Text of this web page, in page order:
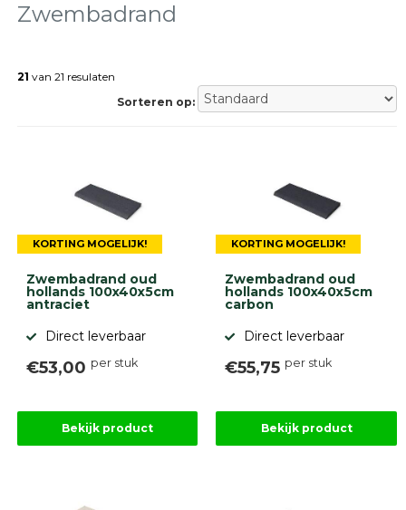
tegels
Natuursteen
Terrastegels
Sierbestrating
Betonklinkers
bestrating
Sierbestrating
bestrating
Trommelstenen
bestrating
Muurelementen
Straatklinkers
Opsluitbanden
Betonbanden
Palissades
Zwembadrand
21 van 21 resulaten
Sorteren op:
KORTING MOGELIJK!
Zwembadrand oud
hollands 100x40x5cm
antraciet
Direct leverbaar
€53,00 per stuk
Bekijk product
KORTING MOGELIJK!
Zwembadrand oud
hollands 100x40x5cm
carbon
Direct leverbaar
€55,75 per stuk
Bekijk product